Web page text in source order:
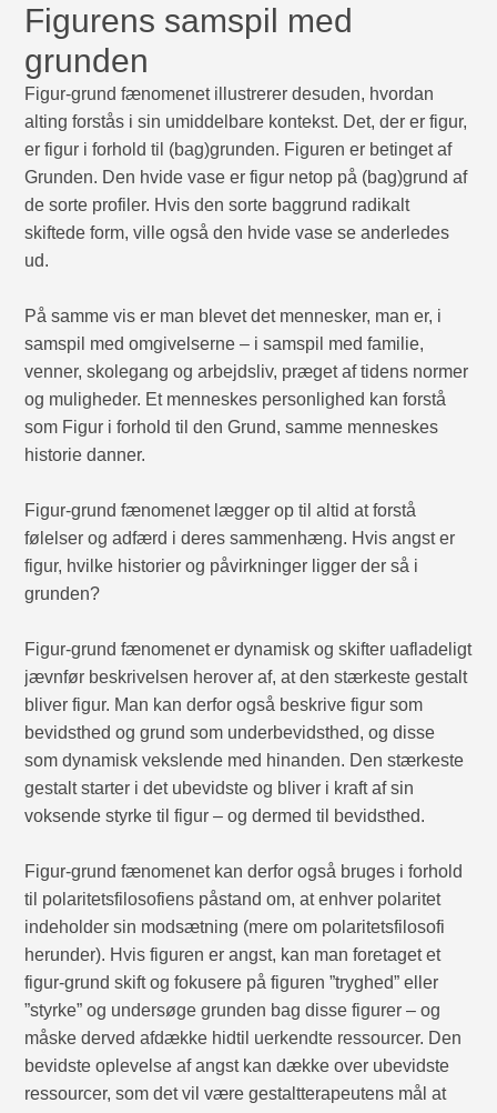
Figurens samspil med
grunden
Figur-grund fænomenet illustrerer desuden, hvordan
alting forstås i sin umiddelbare kontekst. Det, der er figur,
er figur i forhold til (bag)grunden. Figuren er betinget af
Grunden. Den hvide vase er figur netop på (bag)grund af
de sorte profiler. Hvis den sorte baggrund radikalt
skiftede form, ville også den hvide vase se anderledes
ud.
På samme vis er man blevet det mennesker, man er, i
samspil med omgivelserne – i samspil med familie,
venner, skolegang og arbejdsliv, præget af tidens normer
og muligheder. Et menneskes personlighed kan forstå
som Figur i forhold til den Grund, samme menneskes
historie danner.
Figur-grund fænomenet lægger op til altid at forstå
følelser og adfærd i deres sammenhæng. Hvis angst er
figur, hvilke historier og påvirkninger ligger der så i
grunden?
Figur-grund fænomenet er dynamisk og skifter uafladeligt
jævnfør beskrivelsen herover af, at den stærkeste gestalt
bliver figur. Man kan derfor også beskrive figur som
bevidsthed og grund som underbevidsthed, og disse
som dynamisk vekslende med hinanden. Den stærkeste
gestalt starter i det ubevidste og bliver i kraft af sin
voksende styrke til figur – og dermed til bevidsthed.
Figur-grund fænomenet kan derfor også bruges i forhold
til polaritetsfilosofiens påstand om, at enhver polaritet
indeholder sin modsætning (mere om polaritetsfilosofi
herunder). Hvis figuren er angst, kan man foretaget et
figur-grund skift og fokusere på figuren ”tryghed” eller
”styrke” og undersøge grunden bag disse figurer – og
måske derved afdække hidtil uerkendte ressourcer. Den
bevidste oplevelse af angst kan dække over ubevidste
ressourcer, som det vil være gestaltterapeutens mål at